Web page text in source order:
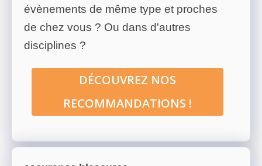
évènements de même type et proches
de chez vous ? Ou dans d'autres
disciplines ?
DÉCOUVREZ NOS
RECOMMANDATIONS !